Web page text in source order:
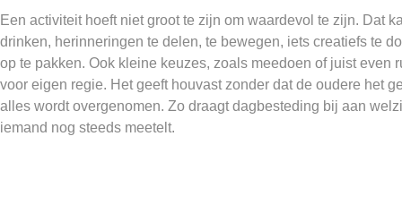
Een activiteit hoeft niet groot te zijn om waardevol te zijn. Dat
drinken, herinneringen te delen, te bewegen, iets creatiefs te
op te pakken. Ook kleine keuzes, zoals meedoen of juist even
voor eigen regie. Het geeft houvast zonder dat de oudere het
alles wordt overgenomen. Zo draagt dagbesteding bij aan
iemand nog steeds meetelt.